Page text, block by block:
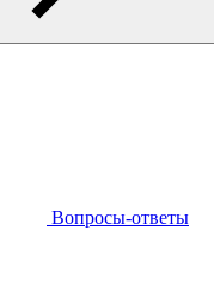
Вопросы-ответы